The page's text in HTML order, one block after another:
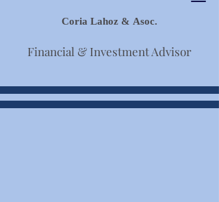
Coria Lahoz & Asoc.
Financial & Investment Advisor